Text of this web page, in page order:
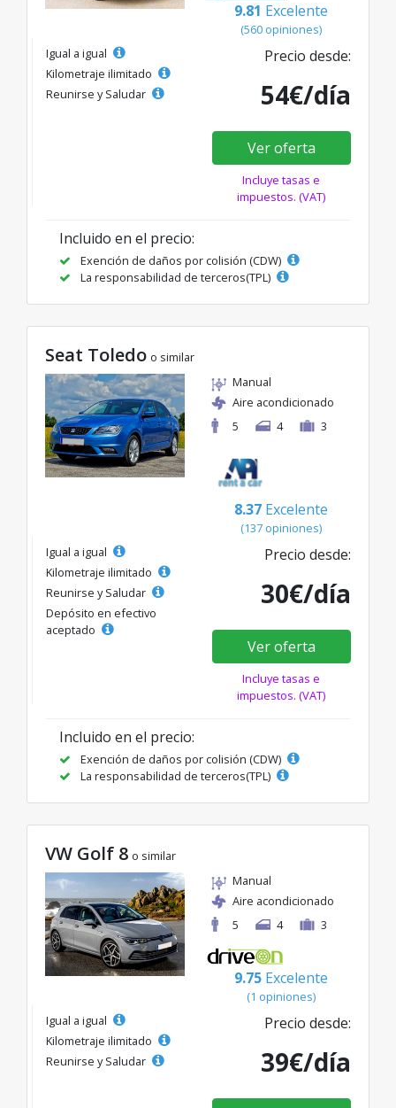
9.81 Excelente
(560 opiniones)
Igual a igual
Kilometraje ilimitado
Reunirse y Saludar
Precio desde:
54€/día
Ver oferta
Incluye tasas e
impuestos. (VAT)
Incluido en el precio:
Exención de daños por colisión (CDW)
La responsabilidad de terceros(TPL)
Seat Toledo o similar
Manual
Aire acondicionado
5
4 3
8.37 Excelente
(137 opiniones)
Igual a igual
Kilometraje ilimitado
Reunirse y Saludar
Depósito en efectivo
aceptado
Precio desde:
30€/día
Ver oferta
Incluye tasas e
impuestos. (VAT)
Incluido en el precio:
Exención de daños por colisión (CDW)
La responsabilidad de terceros(TPL)
VW Golf 8 o similar
Manual
Aire acondicionado
5
4 3
9.75 Excelente
(1 opiniones)
Igual a igual
Kilometraje ilimitado
Reunirse y Saludar
Precio desde:
39€/día